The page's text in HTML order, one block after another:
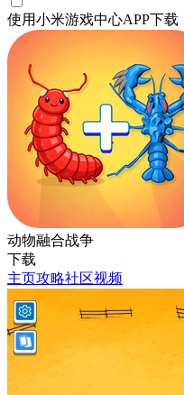
使用小米游戏中心APP下载
动物融合战争
下载
主页攻略社区视频